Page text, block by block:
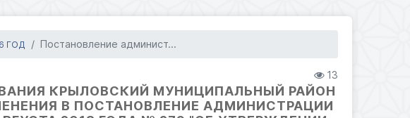
ГОД Постановление админист...
13
КРЫЛОВСКИЙ МУНИЦИПАЛЬНЫЙ РАЙОН
В ПОСТАНОВЛЕНИЕ АДМИНИСТРАЦИИ